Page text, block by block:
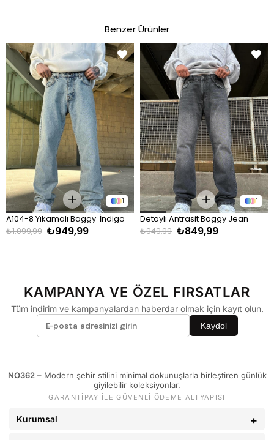
BEDEN REHBERİ
Model Boy:
185 CM
Model Kilo:
83 KG
Model Beden:
34
Tshirt - Sweatshirt - Ceket - Gömlek - Mont
KİLO BEDEN
60 - 74 kg
75 - 84 kg M
85 - 89 kg
60 - 74 kg S
90 - 110 kg XL
Benzer Ürünler
1
A104-8 Yıkamalı Baggy  İndigo
₺949,99
₺1.099,99
1
Detaylı Antrasit Baggy Jean
₺849,99
₺949,99
KAMPANYA VE ÖZEL FIRSATLAR
Tüm indirim ve kampanyalardan haberdar olmak için kayıt olun.
Kaydol
NO362– Modern şehir stilini minimal dokunuşlarla birleştiren günlük
giyilebilir koleksiyonlar.
GARANTİPAY İLE GÜVENLİ ÖDEME ALTYAPISI
Kurumsal